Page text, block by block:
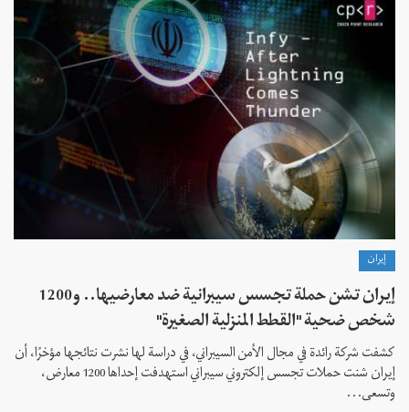
إيران
إيران تشن حملة تجسس سيبرانية ضد معارضيها.. و1200
شخص ضحية "القطط المنزلية الصغيرة"
كشفت شركة رائدة في مجال الأمن السيبراني، في دراسة لها نشرت نتائجها مؤخرًا، أن
إيران شنت حملات تجسس إلكتروني سيبراني استهدفت إحداها 1200 معارض،
وتسعى...